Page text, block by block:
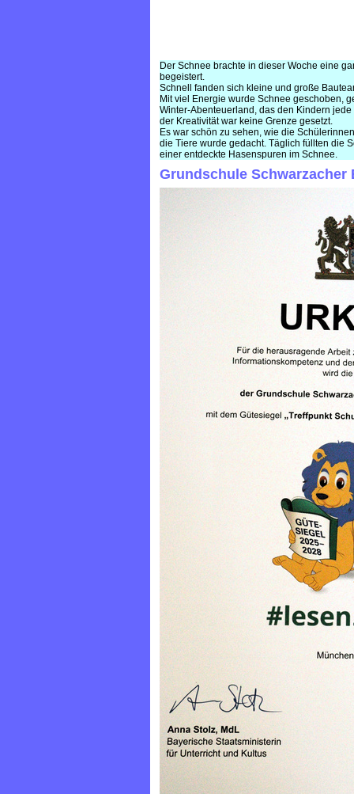
Der Schnee brachte in dieser Woche eine
begeistert.
Schnell fanden sich kleine und große
Mit viel Energie wurde Schnee geschoben,
Winter-Abenteuerland, das den Kindern
der Kreativität war keine Grenze gesetzt.
Es war schön zu sehen, wie die
die Tiere wurde gedacht. Täglich füllten die
einer entdeckte Hasenspuren im Schnee.
Grundschule